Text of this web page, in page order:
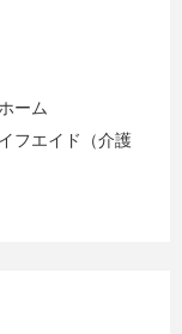
ーム
フエイド（介護